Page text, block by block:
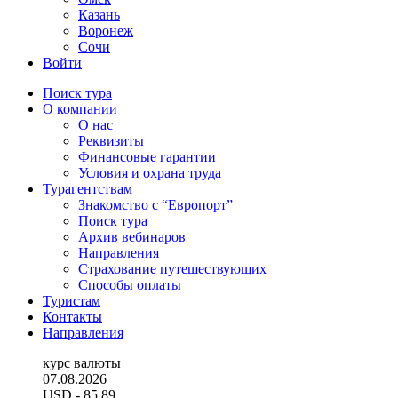
Казань
Воронеж
Сочи
Войти
Поиск тура
О компании
О нас
Реквизиты
Финансовые гарантии
Условия и охрана труда
Турагентствам
Знакомство с “Европорт”
Поиск тура
Архив вебинаров
Направления
Страхование путешествующих
Способы оплаты
Туристам
Контакты
Направления
курс валюты
07.08.2026
USD - 85.89